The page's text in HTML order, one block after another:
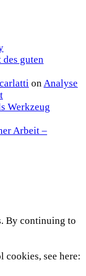
guten
on Analyse
Werkzeug
Arbeit –
By continuing to
see here: